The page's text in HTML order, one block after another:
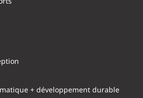
+ développement durable